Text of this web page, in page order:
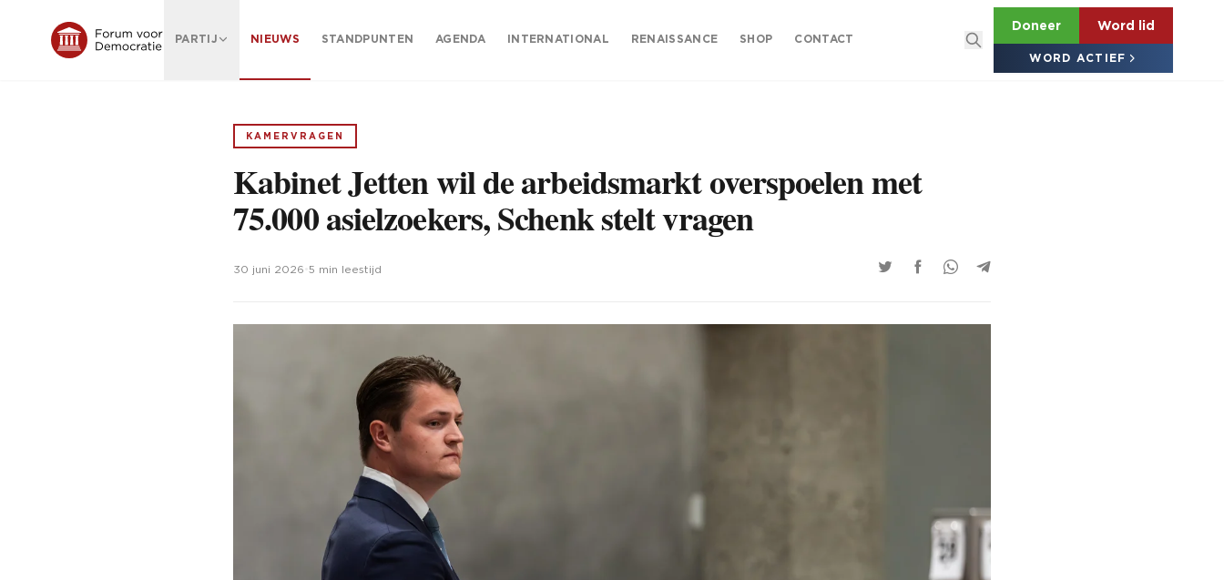
PARTIJ NIEUWS STANDPUNTEN AGENDA INTERNATIONAL RENAISSANCE SHOP CONTACT
Doneer Word lid
WORD ACTIEF
KAMERVRAGEN
Kabinet Jetten wil de arbeidsmarkt overspoelen met
75.000 asielzoekers, Schenk stelt vragen
30 juni 2026 5 min leestijd